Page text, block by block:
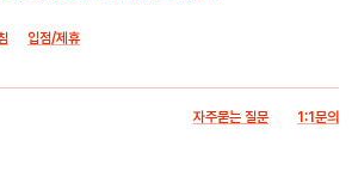
입점/제휴
자주묻는 질문 1:1문의